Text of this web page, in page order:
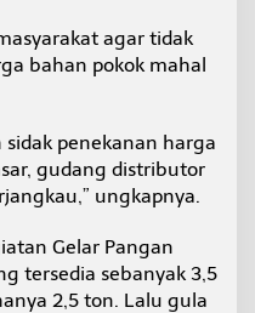
agar tidak
bahan pokok mahal
sidak penekanan harga
gudang distributor
ungkapnya.
Gelar Pangan
tersedia sebanyak 3,5
2,5 ton. Lalu gula